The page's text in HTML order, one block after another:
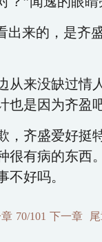
出来的，是齐
从来没缺过情
也是因为齐盈吧
，齐盛爱好挺
很有病的东西
不好吗。
章 70/101 下一章